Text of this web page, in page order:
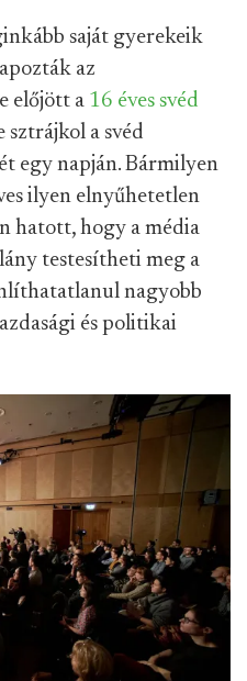
saját gyerekeik
az
előjött a 16 éves svéd
sztrájkol a svéd
egy napján. Bármilyen
ilyen elnyűhetetlen
hatott, hogy a média
testesítheti meg a
nagyobb
és politikai